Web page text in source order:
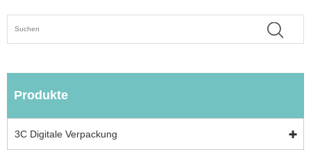
Produkte
3C Digitale Verpackung